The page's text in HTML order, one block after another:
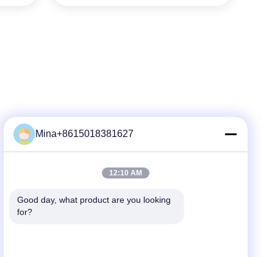
Schneller Kontakt
Mina+8615018381627
12:10 AM
Good day, what product are you looking
for?